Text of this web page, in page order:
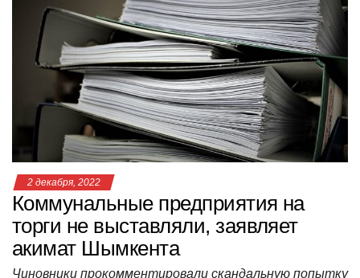
и
ю
2 декабря, 2022
Коммунальные предприятия на
торги не выставляли, заявляет
акимат Шымкента
Чиновники прокомментировали скандальную попытку